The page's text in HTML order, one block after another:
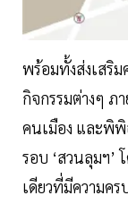
พร้อมทั้งส่งเสริ
กิจกรรมต่างๆ ภ
คนเมือง และพิ
รอบ ‘สวนลุมฯ’
เดียวที่มีความค